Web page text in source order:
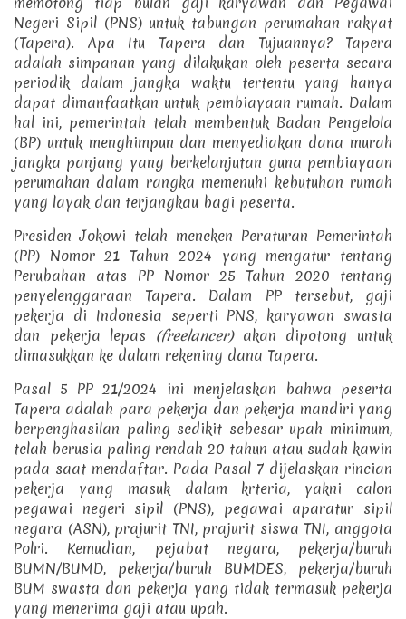
Negeri Sipil (PNS) untuk tabungan perumahan rakyat
(Tapera). Apa Itu Tapera dan Tujuannya? Tapera
adalah simpanan yang dilakukan oleh peserta secara
periodik dalam jangka waktu tertentu yang hanya
dapat dimanfaatkan untuk pembiayaan rumah. Dalam
hal ini, pemerintah telah membentuk Badan Pengelola
(BP) untuk menghimpun dan menyediakan dana murah
jangka panjang yang berkelanjutan guna pembiayaan
perumahan dalam rangka memenuhi kebutuhan rumah
yang layak dan terjangkau bagi peserta.
Presiden Jokowi telah meneken Peraturan Pemerintah
(PP) Nomor 21 Tahun 2024 yang mengatur tentang
Perubahan atas PP Nomor 25 Tahun 2020 tentang
penyelenggaraan Tapera. Dalam PP tersebut, gaji
pekerja di Indonesia seperti PNS, karyawan swasta
dan pekerja lepas (freelancer)akan dipotong untuk
dimasukkan ke dalam rekening dana Tapera.
Pasal 5 PP 21/2024 ini menjelaskan bahwa peserta
Tapera adalah para pekerja dan pekerja mandiri yang
berpenghasilan paling sedikit sebesar upah minimum,
telah berusia paling rendah 20 tahun atau sudah kawin
pada saat mendaftar. Pada Pasal 7 dijelaskan rincian
pekerja yang masuk dalam krteria, yakni calon
pegawai negeri sipil (PNS), pegawai aparatur sipil
negara (ASN), prajurit TNI, prajurit siswa TNI, anggota
Polri. Kemudian, pejabat negara, pekerja/buruh
BUMN/BUMD, pekerja/buruh BUMDES, pekerja/buruh
BUM swasta dan pekerja yang tidak termasuk pekerja
yang menerima gaji atau upah.